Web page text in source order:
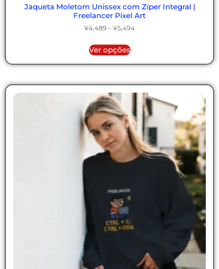
Jaqueta Moletom Unissex com Zíper Integral |
Freelancer Pixel Art
¥4,489 – ¥5,494
Ver opções